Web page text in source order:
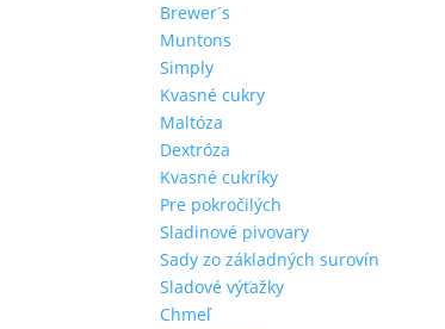
Brewer´s
Muntons
Simply
Kvasné cukry
Maltóza
Dextróza
Kvasné cukríky
Pre pokročilých
Sladinové pivovary
Sady zo základných surovín
Sladové výťažky
Chmeľ